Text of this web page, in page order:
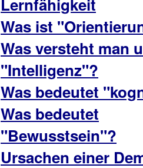
Lernfähigkeit
Was ist
Was versteht man
"Intelligenz"?
Was bedeutet
Was bedeutet
"Bewusstsein"?
Ursachen einer